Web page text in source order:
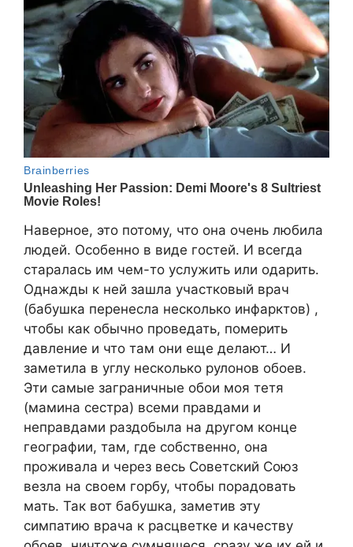
Наверное, это потому, что она очень любила
людей. Особенно в виде гостей. И всегда
старалась им чем-то услужить или одарить.
Однажды к ней зашла участковый врач
(бабушка перенесла несколько инфарктов) ,
чтобы как обычно проведать, померить
давление и что там они еще делают… И
заметила в углу несколько рулонов обоев.
Эти самые заграничные обои моя тетя
(мамина сестра) всеми правдами и
неправдами раздобыла на другом конце
географии, там, где собственно, она
проживала и через весь Советский Союз
везла на своем горбу, чтобы порадовать
мать. Так вот бабушка, заметив эту
симпатию врача к расцветке и качеству